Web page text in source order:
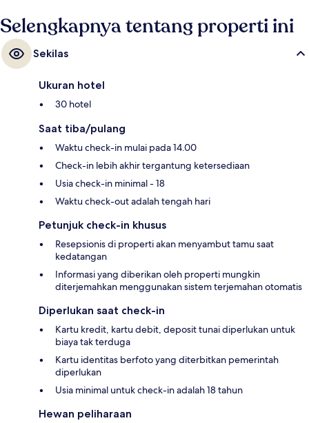
Selengkapnya tentang properti ini
Sekilas
Ukuran hotel
30 hotel
Saat tiba/pulang
Waktu check-in mulai pada 14.00
Check-in lebih akhir tergantung ketersediaan
Usia check-in minimal - 18
Waktu check-out adalah tengah hari
Petunjuk check-in khusus
Resepsionis di properti akan menyambut tamu saat
kedatangan
Informasi yang diberikan oleh properti mungkin
diterjemahkan menggunakan sistem terjemahan otomatis
Diperlukan saat check-in
Kartu kredit, kartu debit, deposit tunai diperlukan untuk
biaya tak terduga
Kartu identitas berfoto yang diterbitkan pemerintah
diperlukan
Usia minimal untuk check-in adalah 18 tahun
Hewan peliharaan